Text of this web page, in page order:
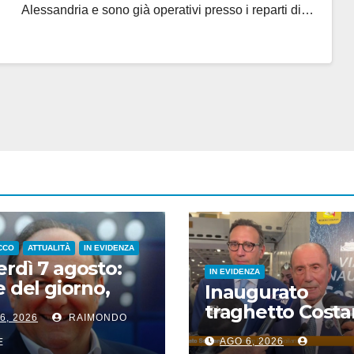
Alessandria e sono già operativi presso i reparti di…
ATTUALITÀ IN EVIDENZA
7 agosto:
del giorno,
del giorno, nati
accadde
2026 RAIMONDO
IN EVIDENZA
Inaugurato
traghetto
di Sicilia,
AGO 6, 2026